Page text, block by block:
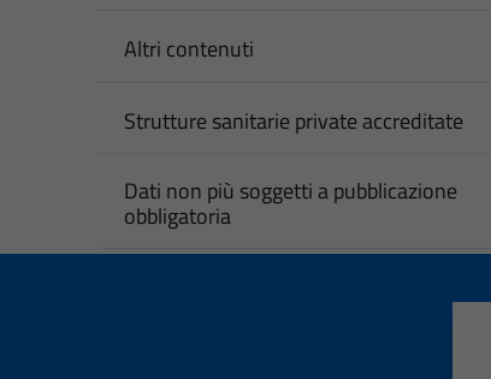
Altri contenuti
Strutture sanitarie private accreditate
Dati non più soggetti a pubblicazione
obbligatoria